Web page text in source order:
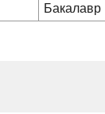
Бакалавр